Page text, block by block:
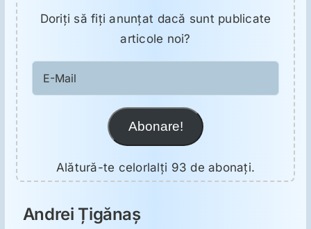
Psihoterapie
Antropologie
Proză utilă
Doriţi să fiţi anunţat dacă sunt publicate
articole noi?
Mail
Abonare!
Alătură-te celorlalți 93 de abonați.
Andrei Țigănaș